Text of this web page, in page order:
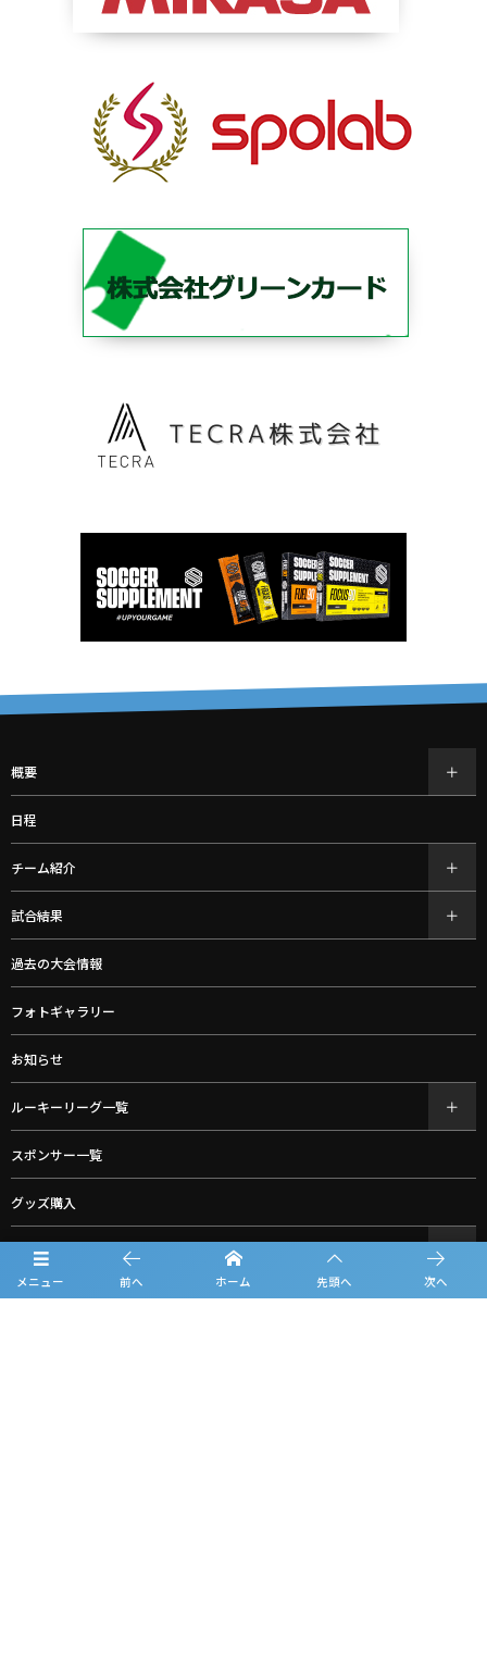
メニュー 前へ ホーム 先頭へ 次へ
概要
日程
チーム紹介
試合結果
過去の大会情報
フォトギャラリー
お知らせ
ルーキーリーグ一覧
スポンサー一覧
グッズ購入
お問合せ